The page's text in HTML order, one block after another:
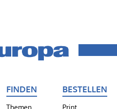
FINDEN
Themen
BESTELLEN
Print